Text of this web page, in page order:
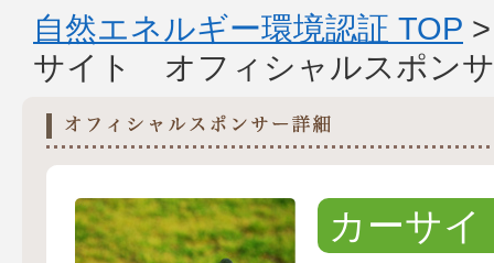
自然エネルギー環境認証 TOP
サイト オフィシャルスポン
カーサイ